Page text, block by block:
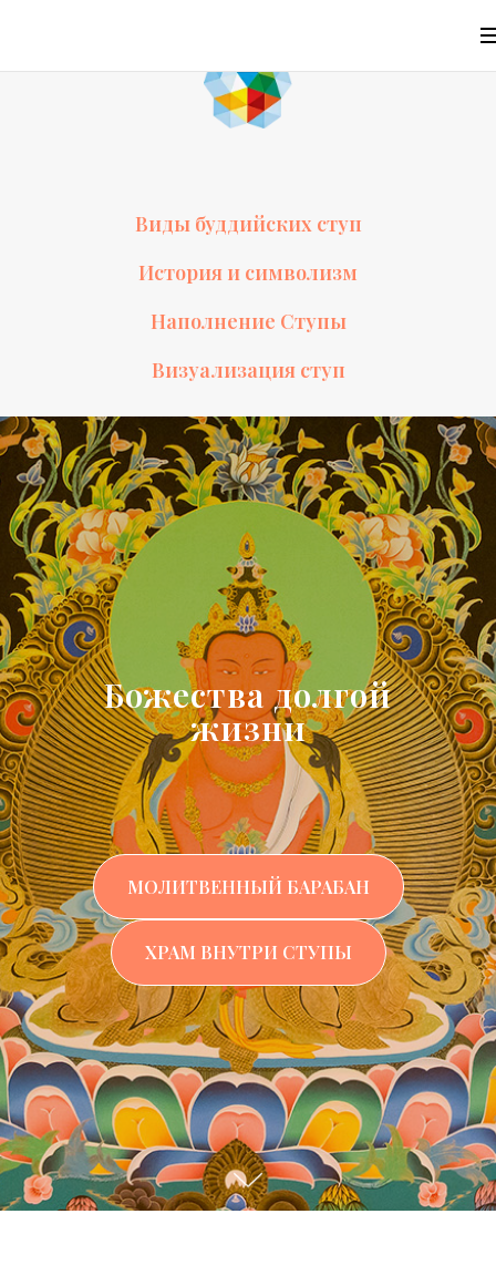
Виды буддийских ступ
История и символизм
Наполнение Ступы
Визуализация ступ
Божества долгой
жизни
МОЛИТВЕННЫЙ БАРАБАН
ХРАМ ВНУТРИ СТУПЫ